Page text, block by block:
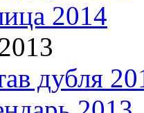
2014
дубля